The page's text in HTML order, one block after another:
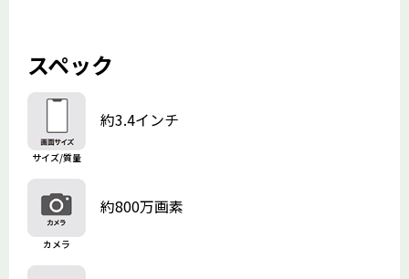
スペック
サイズ/質量
約3.4インチ
カメラ
約800万画素